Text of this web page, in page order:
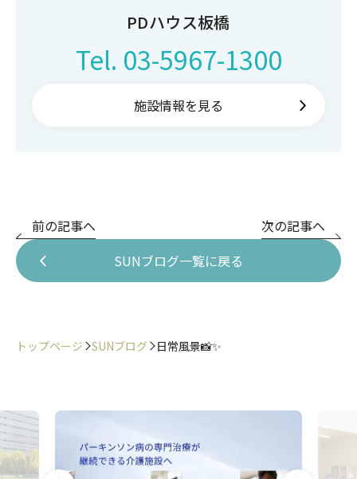
PDハウス板橋
Tel. 03-5967-1300
施設情報を見る
前の記事へ
SUNブログ一覧に戻る
次の記事へ
トップページ SUNブログ 日常風景📸✨